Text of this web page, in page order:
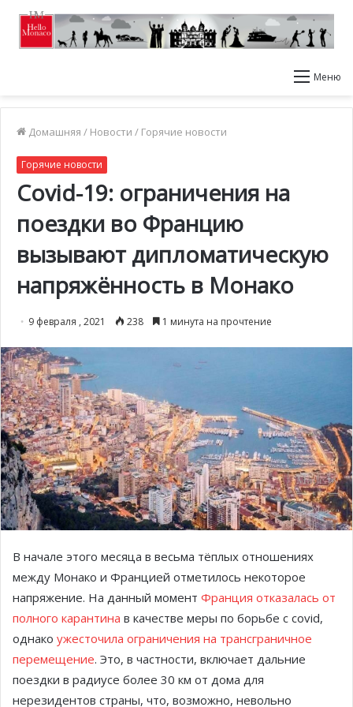
Меню
Домашняя / Новости / Горячие новости
Горячие новости
Covid-19: ограничения на
поездки во Францию
вызывают дипломатическую
напряжённость в Монако
9 февраля , 2021 238 1 минута на прочтение
В начале этого месяца в весьма тёплых отношениях
между Монако и Францией отметилось некоторое
напряжение. На данный момент Франция отказалась от
полного карантина в качестве меры по борьбе с covid,
однако ужесточила ограничения на трансграничное
перемещение. Это, в частности, включает дальние
поездки в радиусе более 30 км от дома для
нерезидентов страны, что, возможно, невольно